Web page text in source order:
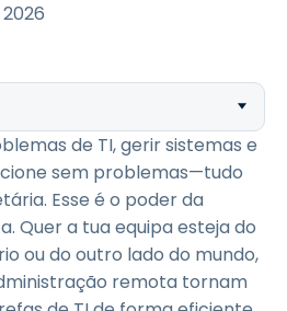
de TI, gerir sistemas e
sem problemas—tudo
Esse é o poder da
Quer a tua equipa esteja do
ou do outro lado do mundo,
remota tornam